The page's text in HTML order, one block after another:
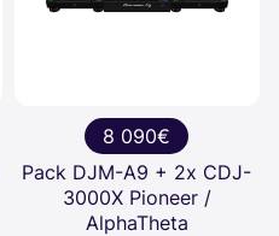
8 090€
Pack DJM-A9 + 2x CDJ-
3000X Pioneer /
AlphaTheta